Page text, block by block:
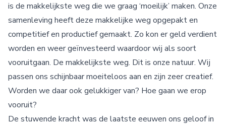
is de makkelijkste weg die we graag ‘moeilijk’ maken. Onze
samenleving heeft deze makkelijke weg opgepakt en
competitief en productief gemaakt. Zo kon er geld verdient
worden en weer geïnvesteerd waardoor wij als soort
vooruitgaan. De makkelijkste weg. Dit is onze natuur. Wij
passen ons schijnbaar moeiteloos aan en zijn zeer creatief.
Worden we daar ook gelukkiger van? Hoe gaan we erop
vooruit?
De stuwende kracht was de laatste eeuwen ons geloof in